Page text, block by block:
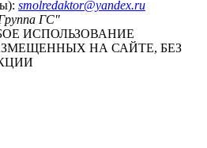
smolredaktor@yandex.ru
ГС"
ИСПОЛЬЗОВАНИЕ
НА САЙТЕ, БЕЗ